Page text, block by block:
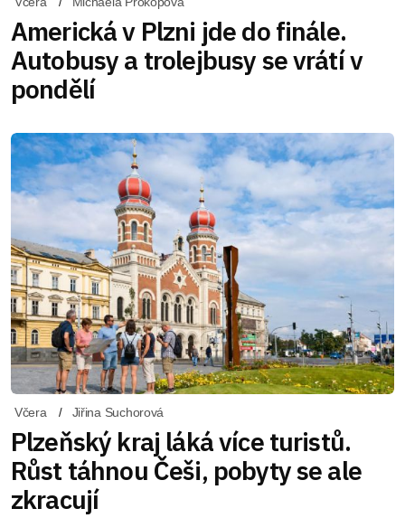
Americká v Plzni jde do finále.
Autobusy a trolejbusy se vrátí v
pondělí
Včera Jiřina Suchorová
Plzeňský kraj láká více turistů.
Růst táhnou Češi, pobyty se ale
zkracují